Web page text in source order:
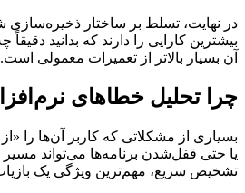
در نهایت، تسلط بر ساختار ذخیره‌سازی
بیشترین کارایی را دارند که بدانید
آن بسیار بالاتر از تعمیرات معمولی است.
چرا تحلیل خطاهای
بسیاری از مشکلاتی که کاربر آن‌ها را
یا حتی قفل‌شدن برنامه‌ها می‌تواند
تشخیص سریع، مهم‌ترین ویژگی یک